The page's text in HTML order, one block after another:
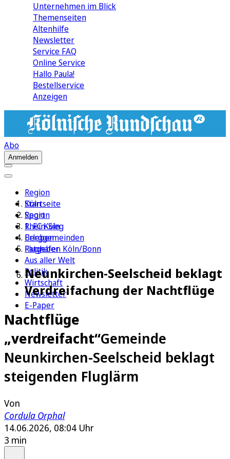
Unternehmen im Blick
Themenseiten
Altenhilfe
Newsletter
Service FAQ
Online Service
Hallo Paula!
Bestellservice
Anzeigen
Abo
Anmelden
Region
Köln
Sport
1. FC Köln
Erleben
Ratgeber
Aus aller Welt
Politik
Wirtschaft
Newsletter
E-Paper
Startseite
Region
Rhein-Sieg
Berggemeinden
Flughafen Köln/Bonn
Neunkirchen-Seelscheid beklagt
Verdreifachung der Nachtflüge
Nachtflüge
„verdreifacht“Gemeinde
Neunkirchen-Seelscheid beklagt
steigenden Fluglärm
Von
Cordula Orphal
14.06.2026, 08:04 Uhr
3 min